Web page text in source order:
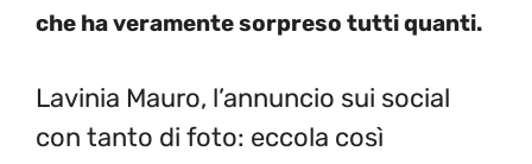
che ha veramente sorpreso tutti quanti.
Lavinia Mauro, l’annuncio sui social
con tanto di foto: eccola così